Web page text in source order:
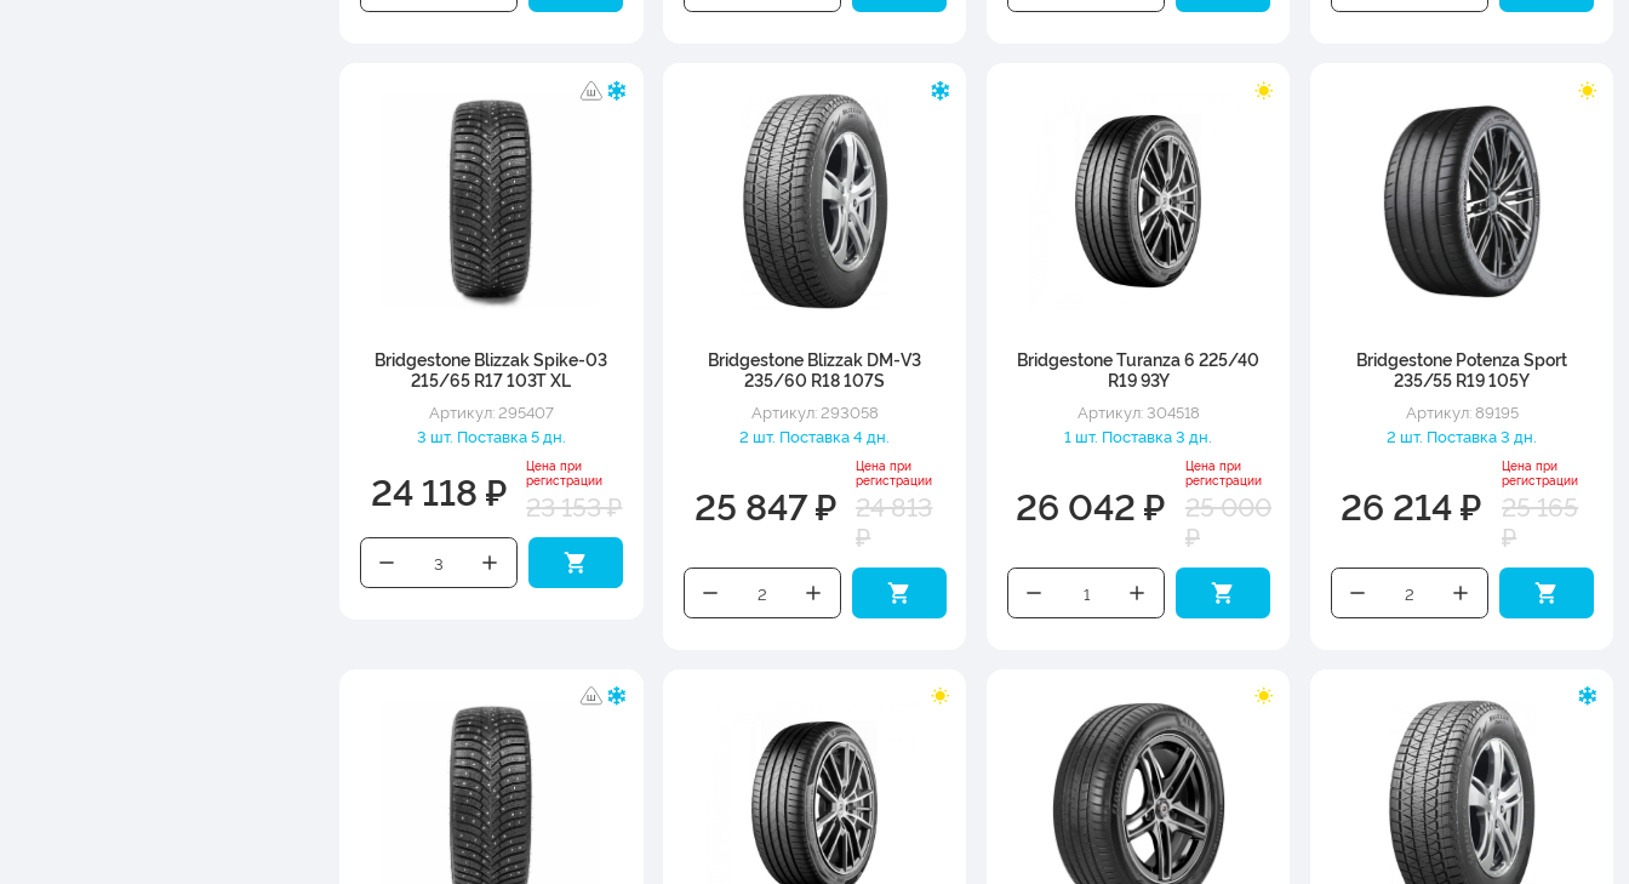
Bridgestone Blizzak Spike-03
215/65 R17 103T XL
Артикул: 295407
3 шт. Поставка 5 дн.
24 118 ₽
Цена при
регистрации
23 153 ₽
Bridgestone Blizzak DM-V3
235/60 R18 107S
Артикул: 293058
2 шт. Поставка 4 дн.
25 847 ₽
Цена при
регистрации
24 813
₽
Bridgestone Turanza 6 225/40
R19 93Y
Артикул: 304518
1 шт. Поставка 3 дн.
26 042 ₽
Цена при
регистрации
25 000
₽
Bridgestone Potenza Sport
235/55 R19 105Y
Артикул: 89195
2 шт. Поставка 3 дн.
26 214 ₽
Цена при
регистрации
25 165
₽